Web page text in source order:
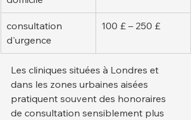
consultation
d'urgence
100 £ – 250 £
Les cliniques situées à Londres et
dans les zones urbaines aisées
pratiquent souvent des honoraires
de consultation sensiblement plus